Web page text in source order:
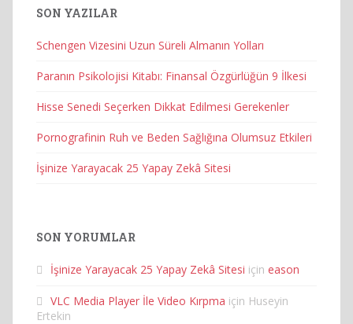
SON YAZILAR
Schengen Vizesini Uzun Süreli Almanın Yolları
Paranın Psikolojisi Kitabı: Finansal Özgürlüğün 9 İlkesi
Hisse Senedi Seçerken Dikkat Edilmesi Gerekenler
Pornografinin Ruh ve Beden Sağlığına Olumsuz Etkileri
İşinize Yarayacak 25 Yapay Zekâ Sitesi
SON YORUMLAR
İşinize Yarayacak 25 Yapay Zekâ Sitesi için eason
VLC Media Player İle Video Kırpma için Huseyin
Ertekin